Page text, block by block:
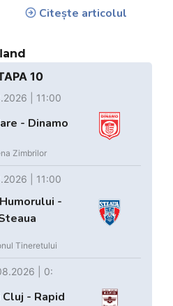
Citește articolul
10
| 11:00
- Dinamo
Zimbrilor
| 11:00
-
Tineretului
| 0:
Cluj - Rapid